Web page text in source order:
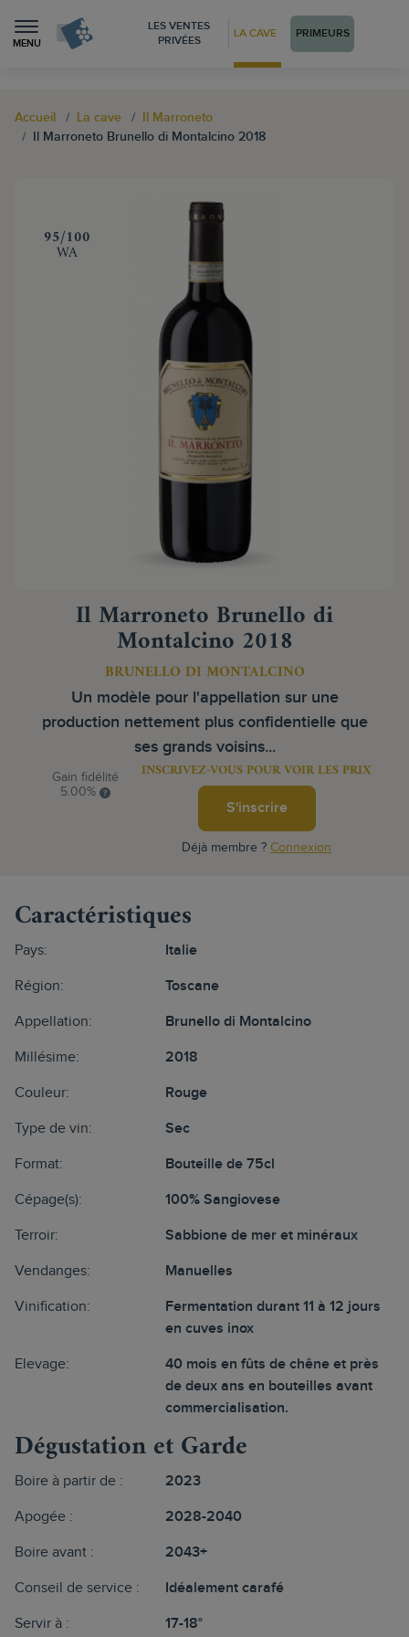
MENU
LES VENTES
PRIVÉES
LA CAVE PRIMEURS
Accueil La cave
Il Marroneto
Il Marroneto Brunello di Montalcino 2018
‍95/100
WA
Il Marroneto Brunello di
Montalcino 2018
BRUNELLO DI MONTALCINO
Un modèle pour l'appellation sur une
production nettement plus confidentielle que
ses grands voisins...
Gain fidélité
5.00%
INSCRIVEZ-VOUS POUR VOIR LES PRIX
S'inscrire
Déjà membre ? Connexion
Caractéristiques
Pays: Italie
Région: Toscane
Appellation: Brunello di Montalcino
Millésime: 2018
Couleur: Rouge
Type de vin: Sec
Format: Bouteille de 75cl
Cépage(s): 100% Sangiovese
Terroir: Sabbione de mer et minéraux
Vendanges: Manuelles
Vinification:
Fermentation durant 11 à 12 jours
en cuves inox
Elevage:
40 mois en fûts de chêne et près
de deux ans en bouteilles avant
commercialisation.
Dégustation et Garde
Boire à partir de : 2023
Apogée : 2028-2040
Boire avant : 2043+
Conseil de service : Idéalement carafé
Servir à : 17-18°